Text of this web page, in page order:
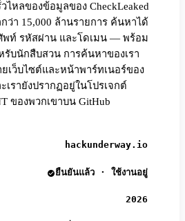
ไหลของข้อมูลของ CheckLeaked
า 15,000 ล้านรายการ ค้นหาได้
พท์ รหัสผ่าน และโดเมน — พร้อม
รับนักสืบสวน การค้นหาของเรา
เว็บไซต์และหน้าพาร์ทเนอร์ของ
เรายังปรากฏอยู่ในโปรเจกต์
ของพวกเขาบน GitHub
hackunderway.io
ยืนยันแล้ว · ใช้งานอยู่
2026